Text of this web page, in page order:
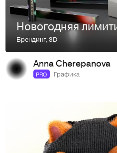
Брендинг,3D
Anna Cherepanova
PRO Графика